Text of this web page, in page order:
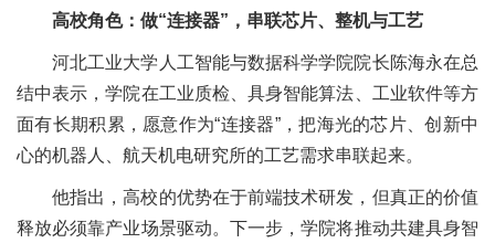
高校角色：做“连接器”，串联芯片、整机与工艺
河北工业大学人工智能与数据科学学院院长陈海永在总
结中表示，学院在工业质检、具身智能算法、工业软件等方
面有长期积累，愿意作为“连接器”，把海光的芯片、创新中
心的机器人、航天机电研究所的工艺需求串联起来。
他指出，高校的优势在于前端技术研发，但真正的价值
释放必须靠产业场景驱动。下一步，学院将推动共建具身智